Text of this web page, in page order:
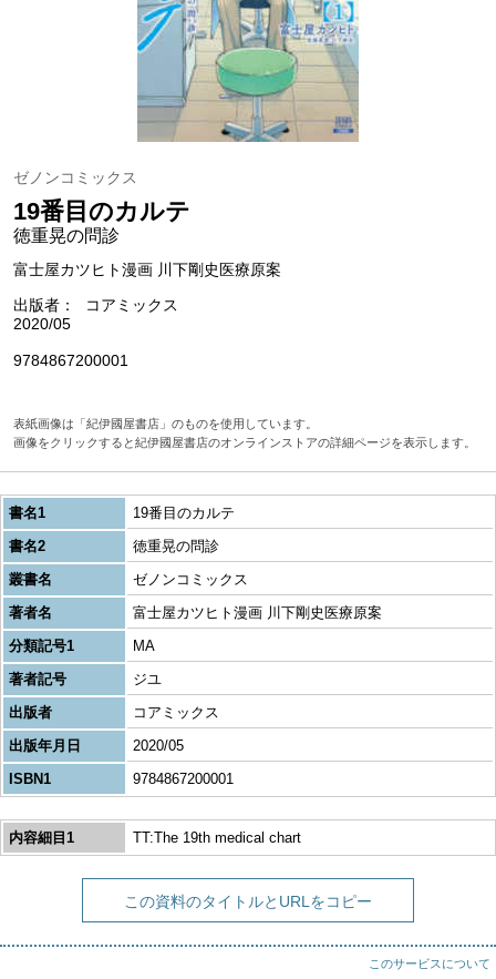
ゼノンコミックス
19番目のカルテ
徳重晃の問診
富士屋カツヒト漫画 川下剛史医療原案
出版者
コアミックス
2020/05
9784867200001
表紙画像は「紀伊國屋書店」のものを使用しています。
画像をクリックすると紀伊國屋書店のオンラインストアの詳細ページを表示します。
書名1
19番目のカルテ
書名2
徳重晃の問診
叢書名
ゼノンコミックス
著者名
富士屋カツヒト漫画 川下剛史医療原案
分類記号1
MA
著者記号
ジユ
出版者
コアミックス
出版年月日
2020/05
ISBN1
9784867200001
内容細目1 TT:The 19th medical chart
この資料のタイトルとURLをコピー
このサービスについて